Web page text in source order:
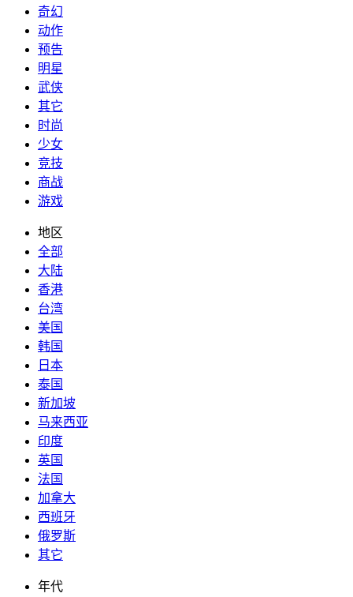
奇幻
动作
预告
明星
武侠
其它
时尚
少女
竞技
商战
游戏
地区
全部
大陆
香港
台湾
美国
韩国
日本
泰国
新加坡
马来西亚
印度
英国
法国
加拿大
西班牙
俄罗斯
其它
年代